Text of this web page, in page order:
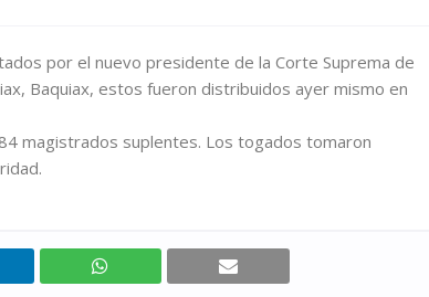
por el nuevo presidente de la Corte Suprema de
Baquiax, estos fueron distribuidos ayer mismo en
magistrados suplentes. Los togados tomaron